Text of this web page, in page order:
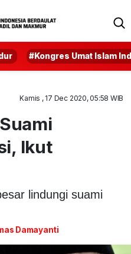
#Kongres Umat Islam
Kamis , 17 Dec 2020, 05:58 WIB
Ikut
lindungi suami
Damayanti